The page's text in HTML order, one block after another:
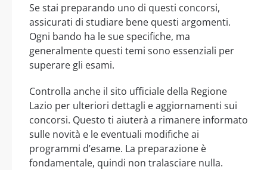
Se stai preparando uno di questi concorsi,
assicurati di studiare bene questi argomenti.
Ogni bando ha le sue specifiche, ma
generalmente questi temi sono essenziali per
superare gli esami.
Controlla anche il sito ufficiale della Regione
Lazio per ulteriori dettagli e aggiornamenti sui
concorsi. Questo ti aiuterà a rimanere informato
sulle novità e le eventuali modifiche ai
programmi d’esame. La preparazione è
fondamentale, quindi non tralasciare nulla.